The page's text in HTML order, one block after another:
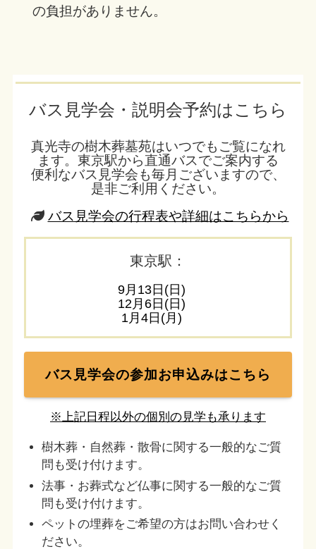
の負担がありません。
バス見学会・説明会予約はこちら
真光寺の樹木葬墓苑はいつでもご覧になれ
ます。東京駅から直通バスでご案内する
便利なバス見学会も毎月ございますので、
是非ご利用ください。
バス見学会の行程表や詳細はこちらから
東京駅：
9月13日(日)
12月6日(日)
1月4日(月)
バス見学会の参加お申込みはこちら
※上記日程以外の個別の見学も承ります
樹木葬・自然葬・散骨に関する一般的なご質
問も受け付けます。
法事・お葬式など仏事に関する一般的なご質
問も受け付けます。
ペットの埋葬をご希望の方はお問い合わせく
ださい。